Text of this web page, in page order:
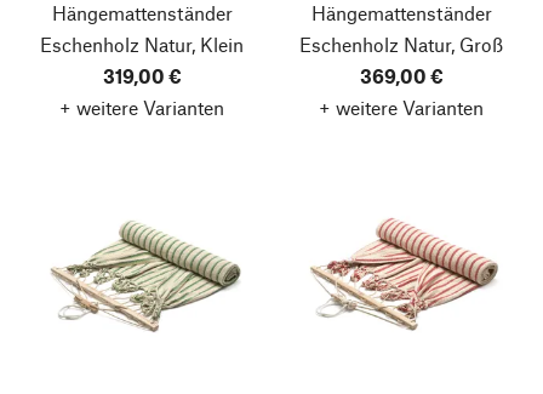
Hängemattenständer
Eschenholz Natur, Klein
319,00 €
+ weitere Varianten
Hängemattenständer
Eschenholz Natur, Groß
369,00 €
+ weitere Varianten